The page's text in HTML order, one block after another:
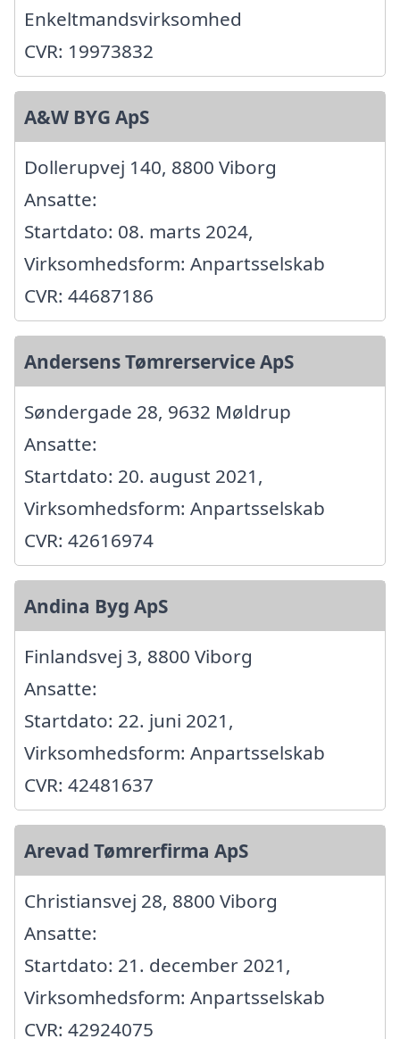
Enkeltmandsvirksomhed
CVR: 19973832
A&W BYG ApS
Dollerupvej 140, 8800 Viborg
Ansatte:
Startdato: 08. marts 2024,
Virksomhedsform: Anpartsselskab
CVR: 44687186
Andersens Tømrerservice ApS
Søndergade 28, 9632 Møldrup
Ansatte:
Startdato: 20. august 2021,
Virksomhedsform: Anpartsselskab
CVR: 42616974
Andina Byg ApS
Finlandsvej 3, 8800 Viborg
Ansatte:
Startdato: 22. juni 2021,
Virksomhedsform: Anpartsselskab
CVR: 42481637
Arevad Tømrerfirma ApS
Christiansvej 28, 8800 Viborg
Ansatte:
Startdato: 21. december 2021,
Virksomhedsform: Anpartsselskab
CVR: 42924075